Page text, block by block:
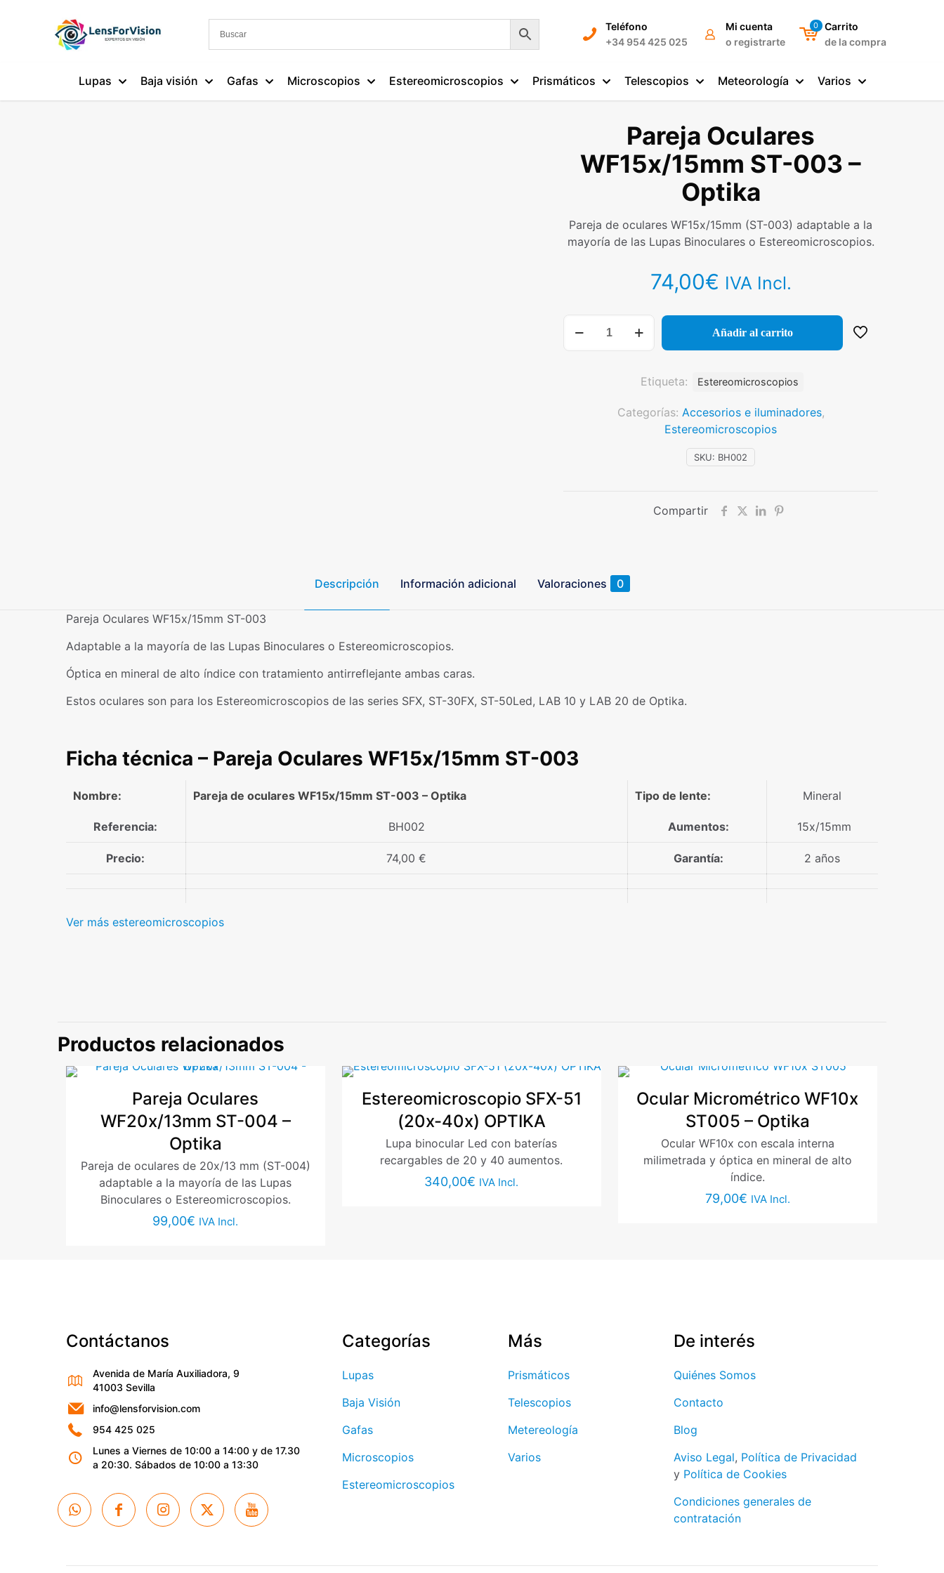
Teléfono
+34 954 425 025
Mi cuenta
o registrarte
0
Carrito
de la compra
Lupas Baja visión Gafas Microscopios Estereomicroscopios Prismáticos Telescopios Meteorología Varios
Pareja Oculares
WF15x/15mm ST-003 –
Optika
Pareja de oculares WF15x/15mm (ST-003) adaptable a la
mayoría de las Lupas Binoculares o Estereomicroscopios.
74,00€ IVA Incl.
Oculares
Añadir al carrito
SKU: BH002
Categorías: Accesorios e iluminadores,
Estereomicroscopios
Etiqueta: Estereomicroscopios
Compartir
Descripción Información adicional Valoraciones 0
Pareja Oculares WF15x/15mm ST-003
Adaptable a la mayoría de las Lupas Binoculares o Estereomicroscopios.
Óptica en mineral de alto índice con tratamiento antirreflejante ambas caras.
Estos oculares son para los Estereomicroscopios de las series SFX, ST-30FX, ST-50Led, LAB 10 y LAB 20 de Optika.
Ficha técnica – Pareja Oculares WF15x/15mm ST-003
Nombre: Pareja de oculares WF15x/15mm ST-003 – Optika Tipo de lente: Mineral
Referencia: BH002 Aumentos: 15x/15mm
Precio: 74,00 € Garantía: 2 años
Ver más estereomicroscopios
Optika”
Tu dirección de correo electrónico no será publicada.
Los campos obligatorios están
marcados con
Tu puntuación
Productos relacionados
Pareja Oculares
WF20x/13mm ST-004 –
Optika
Pareja de oculares de 20x/13 mm (ST-004)
adaptable a la mayoría de las Lupas
Binoculares o Estereomicroscopios.
99,00€ IVA Incl.
Estereomicroscopio SFX-51
(20x-40x) OPTIKA
Lupa binocular Led con baterías
recargables de 20 y 40 aumentos.
340,00€ IVA Incl.
Ocular Micrométrico WF10x
ST005 – Optika
Ocular WF10x con escala interna
milimetrada y óptica en mineral de alto
índice.
79,00€ IVA Incl.
Contáctanos
Avenida de María Auxiliadora, 9
41003 Sevilla
info@lensforvision.com
954 425 025
Lunes a Viernes de 10:00 a 14:00 y de 17.30
a 20:30. Sábados de 10:00 a 13:30
Categorías
Lupas
Baja Visión
Gafas
Microscopios
Estereomicroscopios
Más
Prismáticos
Telescopios
Metereología
Varios
De interés
Quiénes Somos
Contacto
Blog
Aviso Legal, Política de Privacidad
y Política de Cookies
Condiciones generales de
contratación